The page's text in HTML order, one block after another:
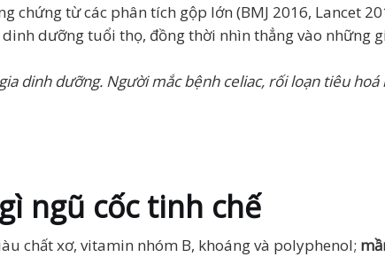
chứng từ các phân tích gộp lớn (BMJ 2016, Lancet
dưỡng tuổi thọ, đồng thời nhìn thẳng vào những
dinh dưỡng. Người mắc bệnh celiac, rối loạn tiêu
ngũ cốc tinh chế
chất xơ, vitamin nhóm B, khoáng và polyphenol;